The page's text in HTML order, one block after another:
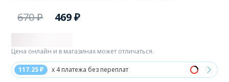
670 ₽ 469 ₽
117.25 ₽ x 4 платежа без переплат
Цена онлайн и в магазинах может отличаться.